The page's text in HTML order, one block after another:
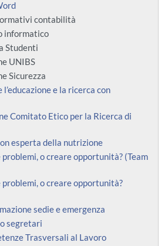
contabilità
informatico
Studenti
UNIBS
Sicurezza
e la ricerca con
Comitato Etico per la Ricerca di
esperta della nutrizione
o creare opportunità? (Team
problemi, o creare opportunità?
sedie e emergenza
segretari
Trasversali al Lavoro